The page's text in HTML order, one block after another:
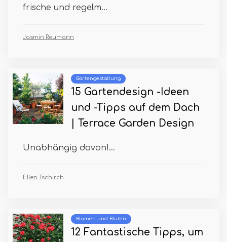
frische und regelm...
Jasmin Reumann
Gartengestaltung
15 Gartendesign -Ideen
und -Tipps auf dem Dach
| Terrace Garden Design
Unabhängig davon!...
Ellen Tschirch
Blumen und Blüten
12 Fantastische Tipps, um